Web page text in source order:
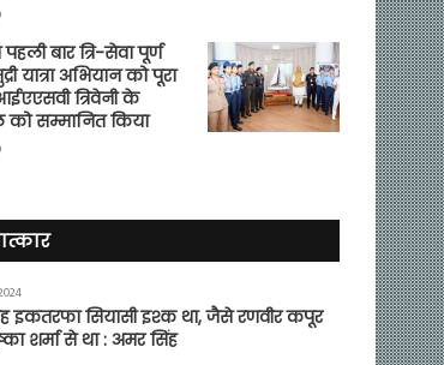
पहली बार त्रि-सेवा पूर्ण
यात्रा अभियान को पूरा
त्रिवेनी के
सम्मानित किया
इकतरफा सियासी इश्क था, जैसे रणवीर कपूर
शर्मा से था : अमर सिंह